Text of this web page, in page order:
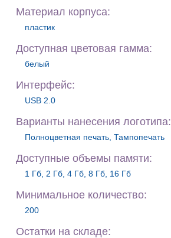
Материал корпуса:
пластик
Доступная цветовая гамма:
белый
Интерфейс:
USB 2.0
Варианты нанесения логотипа:
Полноцветная печать, Тампопечать
Доступные объемы памяти:
1 Гб, 2 Гб, 4 Гб, 8 Гб, 16 Гб
Минимальное количество:
200
Остатки на складе: